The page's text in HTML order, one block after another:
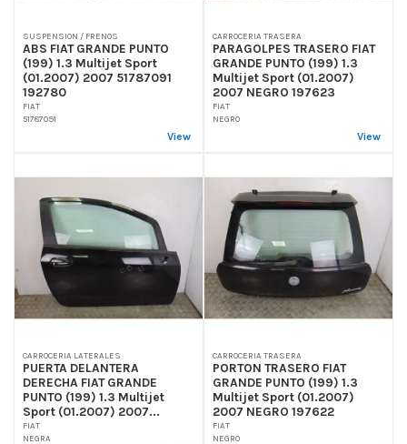
SUSPENSION / FRENOS
ABS FIAT GRANDE PUNTO
(199) 1.3 Multijet Sport
(01.2007) 2007 51787091
192780
FIAT
51787091
View
CARROCERIA TRASERA
PARAGOLPES TRASERO FIAT
GRANDE PUNTO (199) 1.3
Multijet Sport (01.2007)
2007 NEGRO 197623
FIAT
NEGRO
View
CARROCERIA LATERALES
PUERTA DELANTERA
DERECHA FIAT GRANDE
PUNTO (199) 1.3 Multijet
Sport (01.2007) 2007...
FIAT
NEGRA
CARROCERIA TRASERA
PORTON TRASERO FIAT
GRANDE PUNTO (199) 1.3
Multijet Sport (01.2007)
2007 NEGRO 197622
FIAT
NEGRO